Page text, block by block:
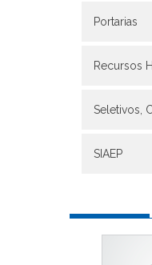
Portarias
Recursos
Seletivos,
SIAEP